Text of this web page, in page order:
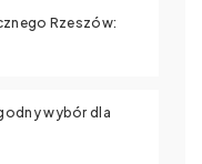
Rzeszów:
wybór dla